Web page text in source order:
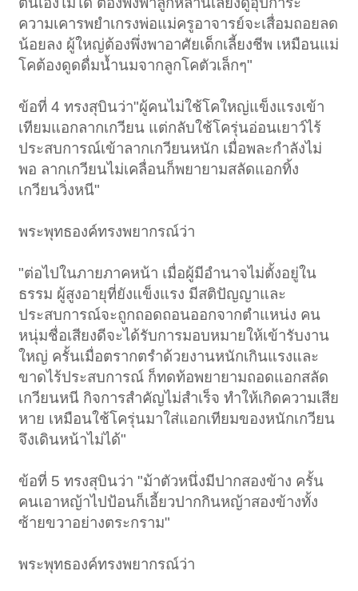
ความเคารพยำเกรงพ่อแม่ครูอาจารย์จะเสื่อมถอยลด
น้อยลง ผู้ใหญ่ต้องพึ่งพาอาศัยเด็กเลี้ยงชีพ เหมือนแม่
โคต้องดูดดื่มน้ำนมจากลูกโคตัวเล็กๆ"
ข้อที่ 4 ทรงสุบินว่า"ผู้คนไม่ใช้โคใหญ่แข็งแรงเข้า
เทียมแอกลากเกวียน แต่กลับใช้โครุ่นอ่อนเยาว์ไร้
ประสบการณ์เข้าลากเกวียนหนัก เมื่อพละกำลังไม่
พอ ลากเกวียนไม่เคลื่อนก็พยายามสลัดแอกทิ้ง
เกวียนวิ่งหนี"
พระพุทธองค์ทรงพยากรณ์ว่า
"ต่อไปในภายภาคหน้า เมื่อผู้มีอำนาจไม่ตั้งอยู่ใน
ธรรม ผู้สูงอายุที่ยังแข็งแรง มีสติปัญญาและ
ประสบการณ์จะถูกถอดถอนออกจากตำแหน่ง คน
หนุ่มชื่อเสียงดีจะได้รับการมอบหมายให้เข้ารับงาน
ใหญ่ ครั้นเมื่อตรากตรำด้วยงานหนักเกินแรงและ
ขาดไร้ประสบการณ์ ก็ทดท้อพยายามถอดแอกสลัด
เกวียนหนี กิจการสำคัญไม่สำเร็จ ทำให้เกิดความเสีย
หาย เหมือนใช้โครุ่นมาใส่แอกเทียมของหนักเกวียน
จึงเดินหน้าไม่ได้"
ข้อที่ 5 ทรงสุบินว่า "ม้าตัวหนึ่งมีปากสองข้าง ครั้น
คนเอาหญ้าไปป้อนก็เอี้ยวปากกินหญ้าสองข้างทั้ง
ซ้ายขวาอย่างตระกราม"
พระพุทธองค์ทรงพยากรณ์ว่า